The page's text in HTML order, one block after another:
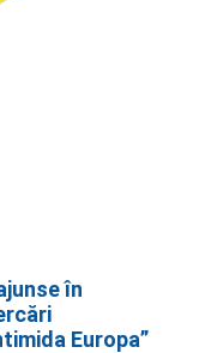
în
Europa”